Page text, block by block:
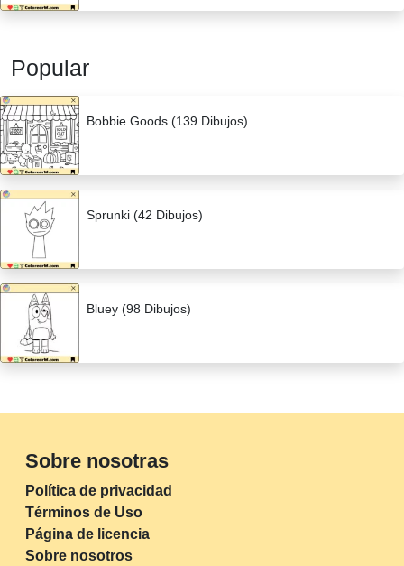
Popular
Bobbie Goods (139 Dibujos)
Sprunki (42 Dibujos)
Bluey (98 Dibujos)
Sobre nosotras
Política de privacidad
Términos de Uso
Página de licencia
Sobre nosotros